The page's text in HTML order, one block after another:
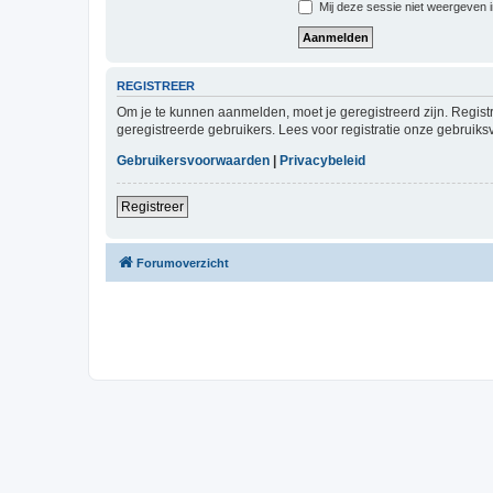
Mij deze sessie niet weergeven
REGISTREER
Om je te kunnen aanmelden, moet je geregistreerd zijn.
geregistreerde gebruikers. Lees voor registratie onze
Gebruikersvoorwaarden | Privacybeleid
Registreer
Forumoverzicht